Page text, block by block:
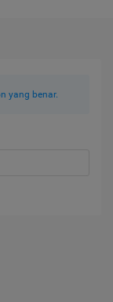
yang benar.